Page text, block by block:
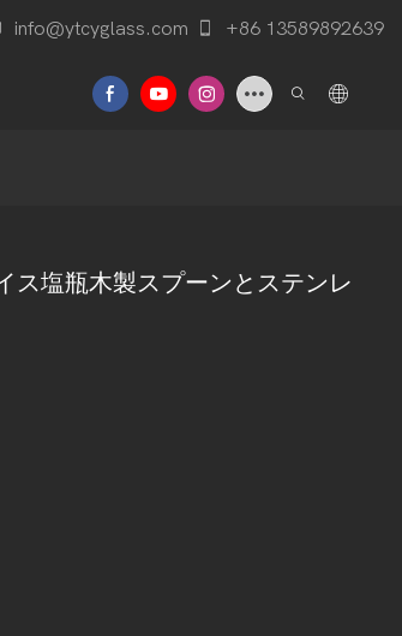
info@ytcyglass.com +86 13589892639
塩瓶木製スプーンとステンレ